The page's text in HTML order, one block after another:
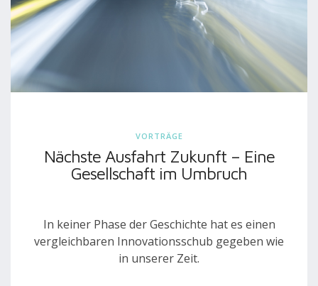
VORTRÄGE
Nächste Ausfahrt Zukunft – Eine
Gesellschaft im Umbruch
In keiner Phase der Geschichte hat es einen
vergleichbaren Innovationsschub gegeben wie
in unserer Zeit.